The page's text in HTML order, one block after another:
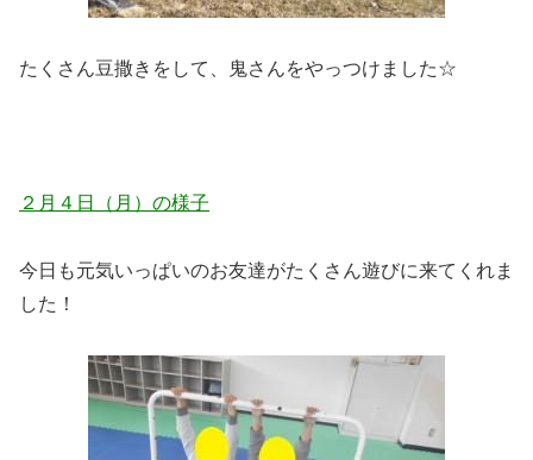
たくさん豆撒きをして、鬼さんをやっつけました☆
２月４日（月）の様子
今日も元気いっぱいのお友達がたくさん遊びに来てくれま
した！